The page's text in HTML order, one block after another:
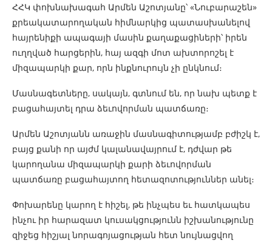
ՀՀԿ փոխնախագահ Արմեն Աշոտյանը՝ «Նուբարաշեն»
քրեակատարողական հիմնարկից պատասխանելով
հայրենիքի ապագայի մասին քաղաքացիների՝ իրեն
ուղղված հարցերին, հայ ազգի մոտ ախտորոշել է
միզապարկի քար, որն ինքնուրույն չի ընկնում։
Մասնագետները, սակայն, գտնում են, որ նախ պետք է
բացահայտել դրա ձեւովորման պատճառը։
Արմեն Աշոտյանն առաջին մասնագիտությամբ բժիշկ է,
բայց քանի որ այժմ կալանավայրում է, դժվար թե
կարողանա միզապարկի քարի ձեւովորման
պատճառը բացահայտող հետազոտություններ անել։
Փոխարենը կարող է հիշել, թե ինչպես եւ հատկապես
ինչու իր հարազատ կուսակցությունն իշխանությունը
զիջեց հիշյալ նորագոյացության հետ նույնացվող